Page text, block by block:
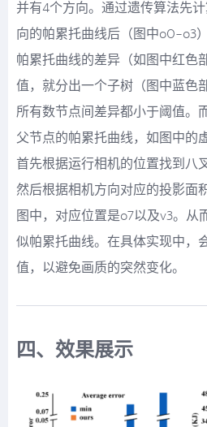
并有4个方向。通过遗传算法先
向的帕累托曲线后（图中o0-o3
帕累托曲线的差异（如图中红色
值，就分出一个子树（图中蓝色
所有数节点间差异都小于阈值。
父节点的帕累托曲线，如图中的
首先根据运行相机的位置找到八
然后根据相机方向对应的投影面
图中，对应位置是o7以及v3。从
似帕累托曲线。在具体实现中，
值，以避免画质的突然变化。
四、效果展示